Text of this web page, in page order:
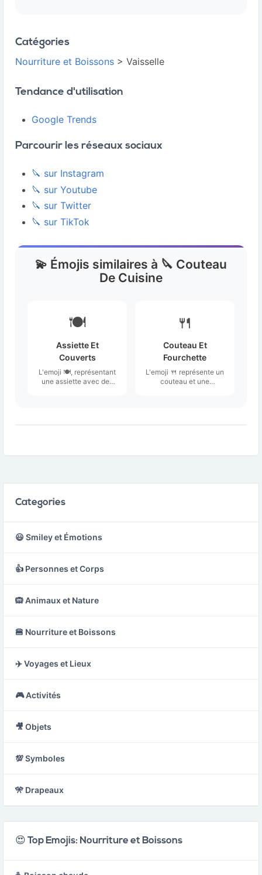
Catégories
Nourriture et Boissons > Vaisselle
Tendance d'utilisation
Google Trends
Parcourir les réseaux sociaux
🔪 sur Instagram
🔪 sur Youtube
🔪 sur Twitter
🔪 sur TikTok
💫 Émojis similaires à 🔪 Couteau
De Cuisine
🍽️
Assiette Et
Couverts
L'emoji 🍽️, représentant
une assiette avec des
🍴
Couteau Et
Fourchette
L'emoji 🍴 représente un
couteau et une
Categories
😃 Smiley et Émotions
👍 Personnes et Corps
🙉 Animaux et Nature
🍔 Nourriture et Boissons
✈️ Voyages et Lieux
🎮 Activités
🎥 Objets
💯 Symboles
🎌 Drapeaux
😍 Top Emojis: Nourriture et Boissons